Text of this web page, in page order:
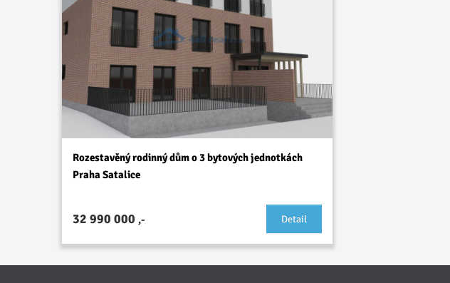
Rozestavěný rodinný dům o 3 bytových jednotkách
Praha Satalice
32 990 000 ,- Detail